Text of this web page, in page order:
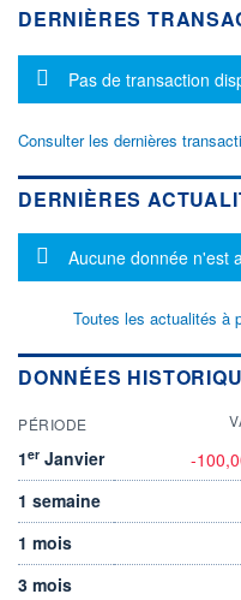
DERNIÈRES
Message
Pas de transaction
Consulter les dernières
DERNIÈRES
Message
Aucune donnée n'est
Toutes les actualités à
DONNÉES
PÉRIODE
1er Janvier -
1 semaine
1 mois
3 mois